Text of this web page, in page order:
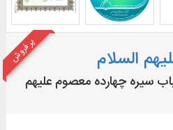
پر فروش السلام
سیره چهارده معصوم علیهم